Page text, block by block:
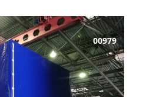
00979